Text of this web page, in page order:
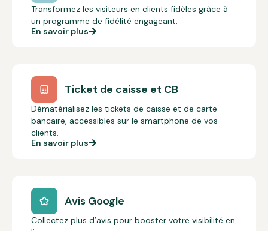
Transformez les visiteurs en clients fidèles grâce à
un programme de fidélité engageant.
En savoir plus
Ticket de caisse et CB
Dématérialisez les tickets de caisse et de carte
bancaire, accessibles sur le smartphone de vos
clients.
En savoir plus
Avis Google
Collectez plus d’avis pour booster votre visibilité en